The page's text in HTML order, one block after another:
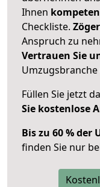
Ihnen
Checkliste.
Anspruch zu
Vertrauen Sie
Füllen Sie jetzt
Sie kostenlose
Bis zu 60 % der
finden Sie nur